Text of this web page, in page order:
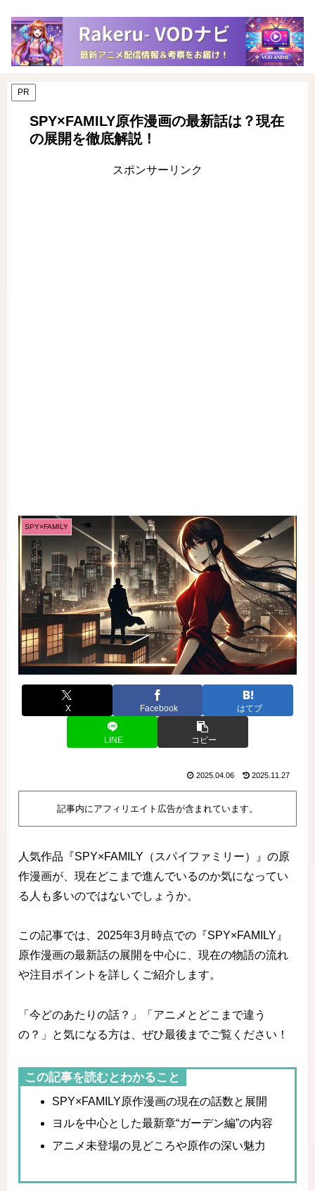
PR
SPY×FAMILY原作漫画の最新話は？現在
の展開を徹底解説！
スポンサーリンク
SPY×FAMILY
X Facebook はてブ
LINE コピー
2025.04.06 2025.11.27
記事内にアフィリエイト広告が含まれています。
人気作品『SPY×FAMILY（スパイファミリー）』の原
作漫画が、現在どこまで進んでいるのか気になってい
る人も多いのではないでしょうか。
この記事では、2025年3月時点での『SPY×FAMILY』
原作漫画の最新話の展開を中心に、現在の物語の流れ
や注目ポイントを詳しくご紹介します。
「今どのあたりの話？」「アニメとどこまで違う
の？」と気になる方は、ぜひ最後までご覧ください！
この記事を読むとわかること
SPY×FAMILY原作漫画の現在の話数と展開
ヨルを中心とした最新章“ガーデン編”の内容
アニメ未登場の見どころや原作の深い魅力